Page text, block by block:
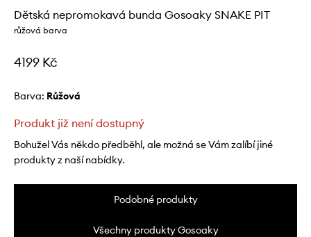
Dětská nepromokavá bunda Gosoaky SNAKE PIT
růžová barva
4199 Kč
Barva: růžová
Produkt již není dostupný
Bohužel Vás někdo předběhl, ale možná se Vám zalíbí jiné
produkty z naší nabídky.
Podobné produkty
Všechny produkty Gosoaky